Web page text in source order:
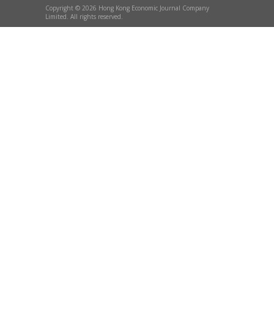
Copyright © 2026 Hong Kong Economic Journal Company
Limited. All rights reserved.